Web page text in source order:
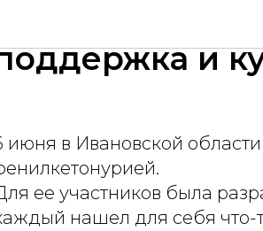
Школа ФКУ в
и
июня в Ивановской
ее участников была
нашел для себя что-